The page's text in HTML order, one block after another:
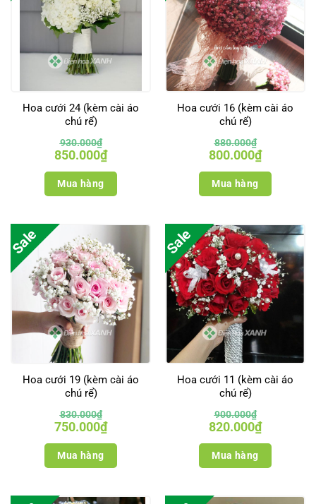
Hoa cưới 24 (kèm cài áo
chú rể)
930.000₫
Giá
gốc
là:
930.000₫.
850.000₫Giá
hiện
tại
Mua hàng
Hoa cưới 16 (kèm cài áo
chú rể)
880.000₫
Giá
gốc
là:
880.000₫.
800.000₫Giá
hiện
tại
Mua hàng
Sale
Hoa cưới 19 (kèm cài áo
chú rể)
830.000₫
Giá
gốc
là:
830.000₫.
750.000₫Giá
hiện
tại
Mua hàng
Sale
Hoa cưới 11 (kèm cài áo
chú rể)
900.000₫
Giá
gốc
là:
900.000₫.
820.000₫Giá
hiện
tại
Mua hàng